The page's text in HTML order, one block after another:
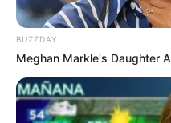
Itulah beberapa ciri-ciri yang
setelah selama ini mungkin
BUZZDAY
Meghan Markle's Daughter